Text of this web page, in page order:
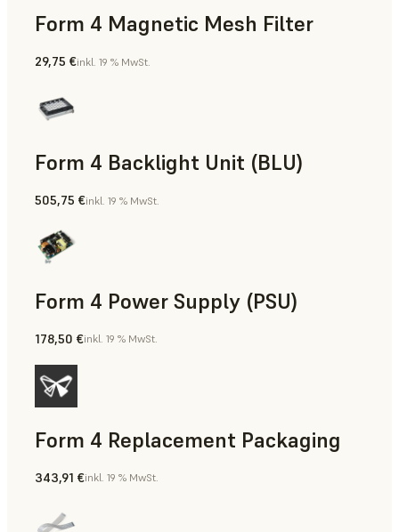
Form 4 Magnetic Mesh Filter
29,75 €inkl. 19 % MwSt.
Form 4 Backlight Unit (BLU)
505,75 €inkl. 19 % MwSt.
Form 4 Power Supply (PSU)
178,50 €inkl. 19 % MwSt.
Form 4 Replacement Packaging
343,91 €inkl. 19 % MwSt.